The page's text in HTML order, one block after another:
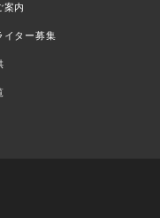
案内
イター募集